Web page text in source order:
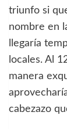
triunfo si
nombre en
llegaría
locales. Al
manera
cabezazo